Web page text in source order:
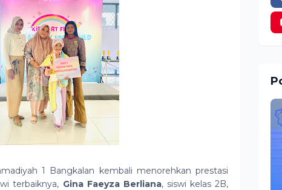
1 Bangkalan kembali menorehkan prestasi
terbaiknya, Gina Faeyza Berliana, siswi kelas 2B,